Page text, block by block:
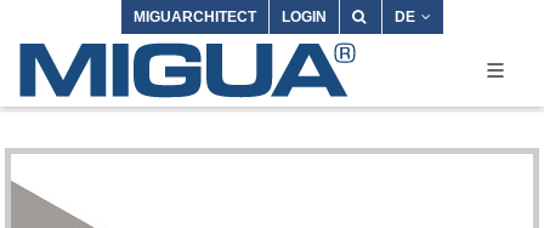
MIGUARCHITECT LOGIN DE